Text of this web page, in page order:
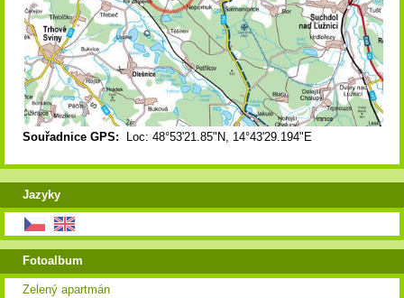
Souřadnice GPS: Loc: 48°53'21.85"N, 14°43'29.194"E
Jazyky
Fotoalbum
Zelený apartmán